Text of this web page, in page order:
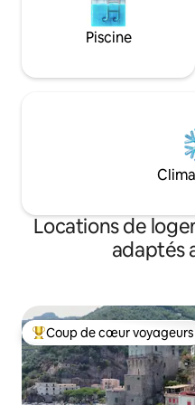
Piscine
Locations de
adaptés
Coups de cœur voyageurs
Coup de cœur voyageurs